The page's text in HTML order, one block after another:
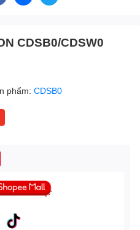
CDSB0/CDSW0
phẩm: CDSB0